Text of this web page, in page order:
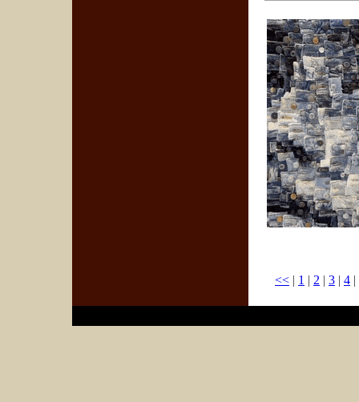
<< | 1 | 2 | 3 | 4 |